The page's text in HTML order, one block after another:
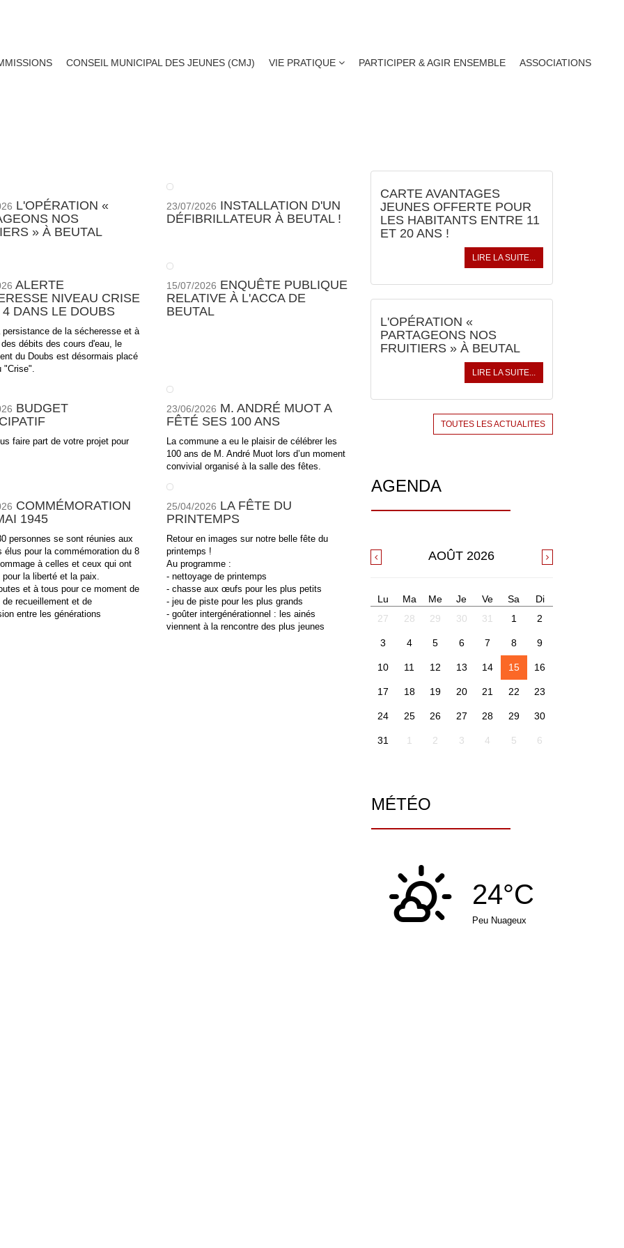
CONSEIL MUNICIPAL DES JEUNES (CMJ) VIE PRATIQUE PARTICIPER & AGIR ENSEMBLE ASSOCIATIONS
L'OPÉRATION «
NOS
» À BEUTAL
23/07/2026 INSTALLATION D'UN
DÉFIBRILLATEUR À BEUTAL !
ALERTE
NIVEAU CRISE
DANS LE DOUBS
persistance de la sécheresse et à
des débits des cours d'eau, le
du Doubs est désormais placé
"Crise".
15/07/2026 ENQUÊTE PUBLIQUE
RELATIVE À L'ACCA DE
BEUTAL
BUDGET
faire part de votre projet pour
23/06/2026 M. ANDRÉ MUOT A
FÊTÉ SES 100 ANS
La commune a eu le plaisir de célébrer les
100 ans de M. André Muot lors d’un moment
convivial organisé à la salle des fêtes.
COMMÉMORATION
1945
personnes se sont réunies aux
élus pour la commémoration du 8
à celles et ceux qui ont
pour la liberté et la paix.
et à tous pour ce moment de
de recueillement et de
entre les générations
25/04/2026 LA FÊTE DU
PRINTEMPS
Retour en images sur notre belle fête du
printemps !
Au programme :
- nettoyage de printemps
- chasse aux œufs pour les plus petits
- jeu de piste pour les plus grands
- goûter intergénérationnel : les ainés
viennent à la rencontre des plus jeunes
CARTE AVANTAGES
JEUNES OFFERTE POUR
LES HABITANTS ENTRE 11
ET 20 ANS !
LIRE LA SUITE...
L'OPÉRATION «
PARTAGEONS NOS
FRUITIERS » À BEUTAL
LIRE LA SUITE...
TOUTES LES ACTUALITES
AGENDA
AOÛT 2026
Lu Ma Me Je Ve Sa
Di
27
28 29 30 31 1 2
3 4 5 6 7 8 9
10 11 12 13 14 15 16
17 18 19 20 21 22 23
24 25 26 27 28 29 30
31 1 2 3 4 5 6
MÉTÉO
24°C
Peu Nuageux